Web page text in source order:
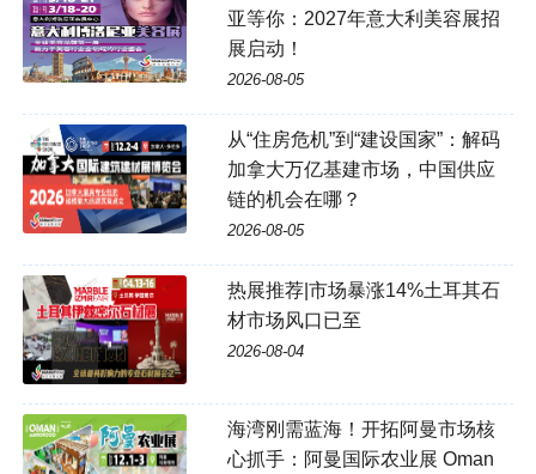
亚等你：2027年意大利美容展招
展启动！
2026-08-05
从“住房危机”到“建设国家”：解码
加拿大万亿基建市场，中国供应
链的机会在哪？
2026-08-05
热展推荐|市场暴涨14%土耳其石
材市场风口已至
2026-08-04
海湾刚需蓝海！开拓阿曼市场核
心抓手：阿曼国际农业展 Oman